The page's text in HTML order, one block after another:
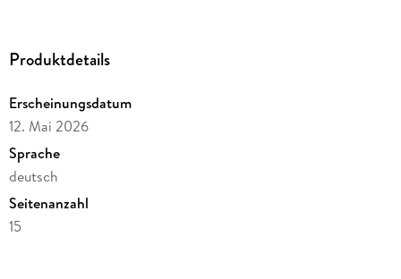
Landschaftskalender von Heye im Athesia Kalenderverlag
Produktdetails
Erscheinungsdatum
12. Mai 2026
Sprache
deutsch
Seitenanzahl
15